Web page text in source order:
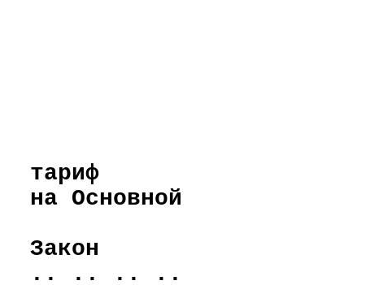
тариф
на Основной
Закон
.. .. .. ..